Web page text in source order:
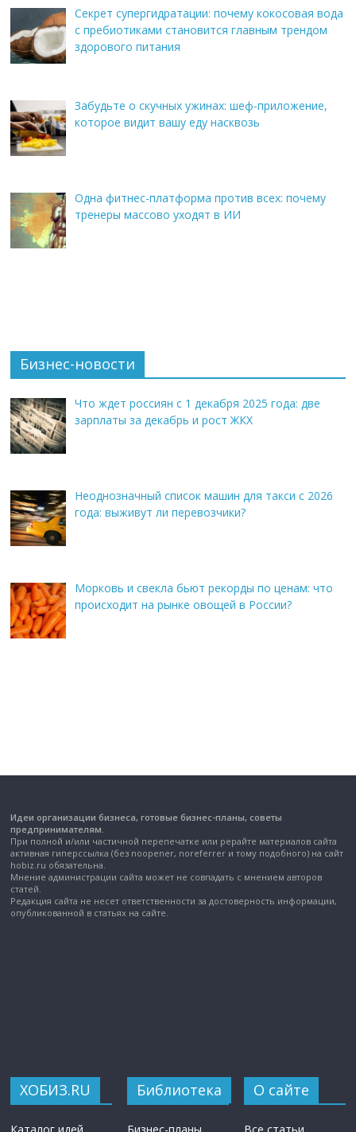
Секрет супергидратации: почему кокосовая вода
с пребиотиками становится главным трендом
здорового питания
Забудьте о скучных ужинах: шеф-приложение,
которое видит вашу еду насквозь
Одна фитнес-платформа против всех: почему
тренеры массово уходят в ИИ
Бизнес-новости
Что ждет россиян с 1 декабря 2025 года: две
зарплаты за декабрь и рост ЖКХ
Неоднозначный список машин для такси с 2026
года: выживут ли перевозчики?
Морковь и свекла бьют рекорды по ценам: что
происходит на рынке овощей в России?
Идеи организации бизнеса, готовые бизнес-планы, советы
предпринимателям.
При полной и/или частичной перепечатке или рерайте материалов сайта
активная гиперссылка (без noopener, noreferrer и тому подобного) на сайт
hobiz.ru обязательна.
Мнение администрации сайта может не совпадать с мнением авторов
статей.
Редакция сайта не несет ответственности за достоверность информации,
опубликованной в статьях на сайте.
ХОБИЗ.RU Библиотека О сайте